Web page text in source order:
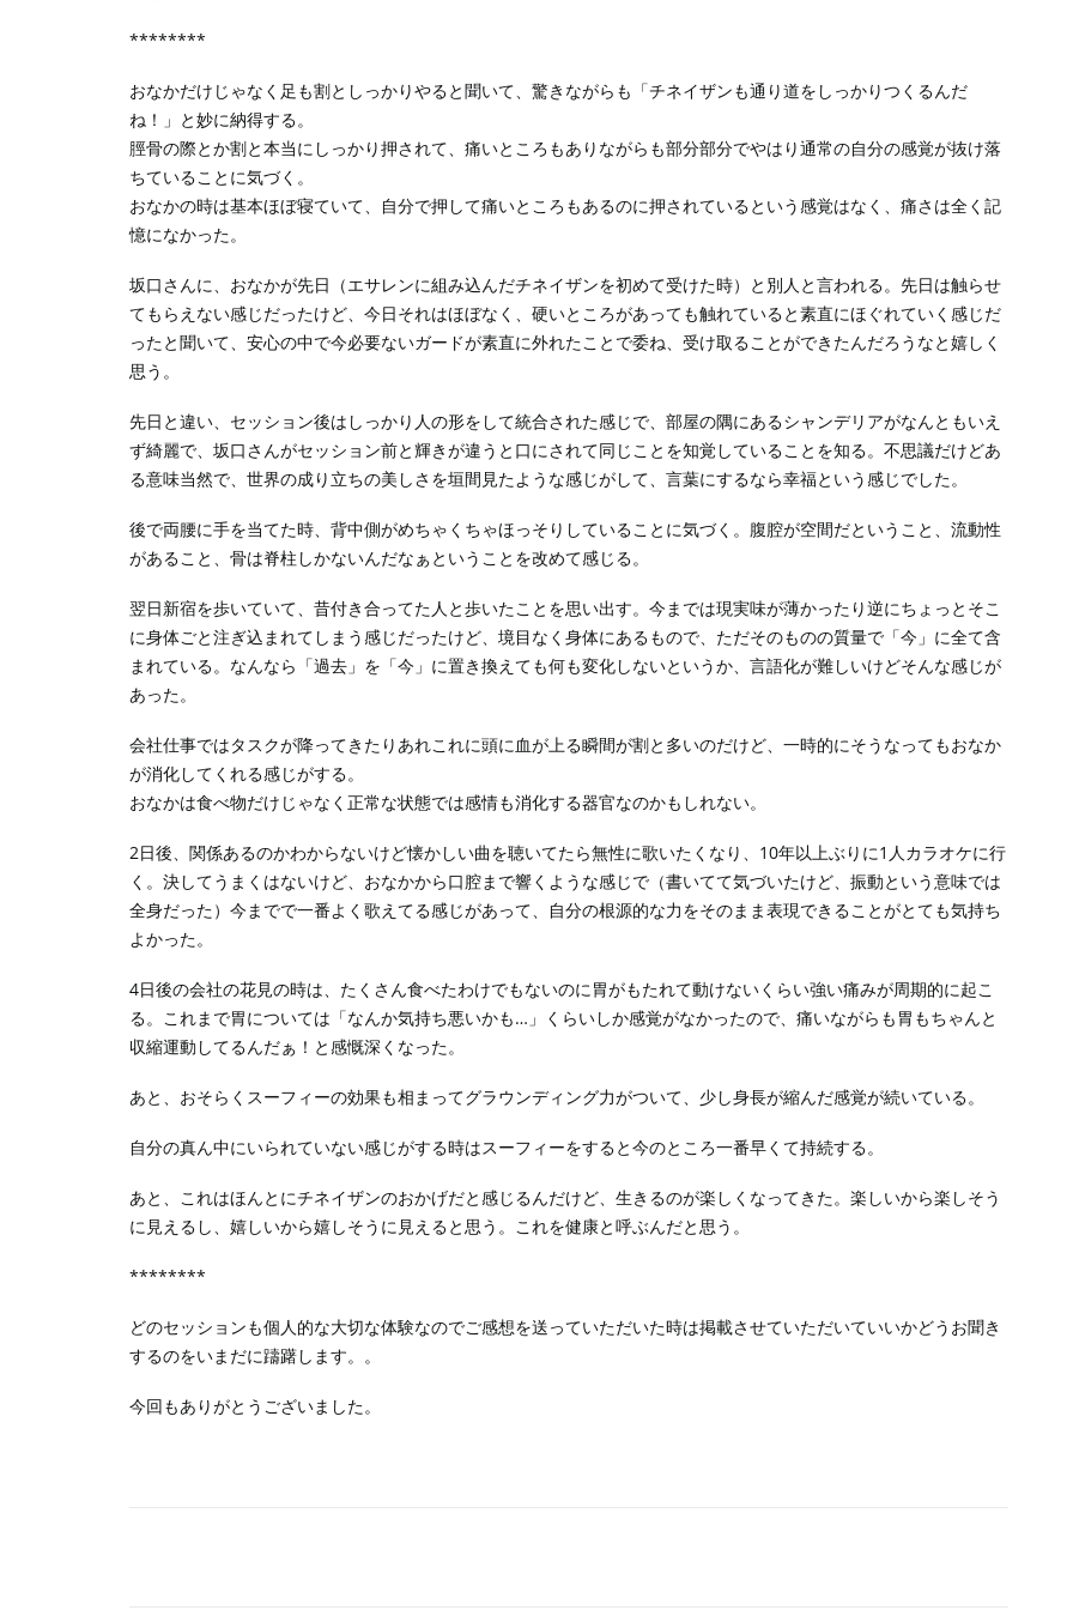
********
おなかだけじゃなく足も割としっかりやると聞いて、驚きながらも「チネイザンも通り道をしっかりつくるんだ
ね！」と妙に納得する。
脛骨の際とか割と本当にしっかり押されて、痛いところもありながらも部分部分でやはり通常の自分の感覚が抜け落
ちていることに気づく。
おなかの時は基本ほぼ寝ていて、自分で押して痛いところもあるのに押されているという感覚はなく、痛さは全く記
憶になかった。
坂口さんに、おなかが先日（エサレンに組み込んだチネイザンを初めて受けた時）と別人と言われる。先日は触らせ
てもらえない感じだったけど、今日それはほぼなく、硬いところがあっても触れていると素直にほぐれていく感じだ
ったと聞いて、安心の中で今必要ないガードが素直に外れたことで委ね、受け取ることができたんだろうなと嬉しく
思う。
先日と違い、セッション後はしっかり人の形をして統合された感じで、部屋の隅にあるシャンデリアがなんともいえ
ず綺麗で、坂口さんがセッション前と輝きが違うと口にされて同じことを知覚していることを知る。不思議だけどあ
る意味当然で、世界の成り立ちの美しさを垣間見たような感じがして、言葉にするなら幸福という感じでした。
後で両腰に手を当てた時、背中側がめちゃくちゃほっそりしていることに気づく。腹腔が空間だということ、流動性
があること、骨は脊柱しかないんだなぁということを改めて感じる。
翌日新宿を歩いていて、昔付き合ってた人と歩いたことを思い出す。今までは現実味が薄かったり逆にちょっとそこ
に身体ごと注ぎ込まれてしまう感じだったけど、境目なく身体にあるもので、ただそのものの質量で「今」に全て含
まれている。なんなら「過去」を「今」に置き換えても何も変化しないというか、言語化が難しいけどそんな感じが
あった。
会社仕事ではタスクが降ってきたりあれこれに頭に血が上る瞬間が割と多いのだけど、一時的にそうなってもおなか
が消化してくれる感じがする。
おなかは食べ物だけじゃなく正常な状態では感情も消化する器官なのかもしれない。
2日後、関係あるのかわからないけど懐かしい曲を聴いてたら無性に歌いたくなり、10年以上ぶりに1人カラオケに行
く。決してうまくはないけど、おなかから口腔まで響くような感じで（書いてて気づいたけど、振動という意味では
全身だった）今までで一番よく歌えてる感じがあって、自分の根源的な力をそのまま表現できることがとても気持ち
よかった。
4日後の会社の花見の時は、たくさん食べたわけでもないのに胃がもたれて動けないくらい強い痛みが周期的に起こ
る。これまで胃については「なんか気持ち悪いかも…」くらいしか感覚がなかったので、痛いながらも胃もちゃんと
収縮運動してるんだぁ！と感慨深くなった。
あと、おそらくスーフィーの効果も相まってグラウンディング力がついて、少し身長が縮んだ感覚が続いている。
自分の真ん中にいられていない感じがする時はスーフィーをすると今のところ一番早くて持続する。
あと、これはほんとにチネイザンのおかげだと感じるんだけど、生きるのが楽しくなってきた。楽しいから楽しそう
に見えるし、嬉しいから嬉しそうに見えると思う。これを健康と呼ぶんだと思う。
********
どのセッションも個人的な大切な体験なのでご感想を送っていただいた時は掲載させていただいていいかどうお聞き
するのをいまだに躊躇します。。
今回もありがとうございました。